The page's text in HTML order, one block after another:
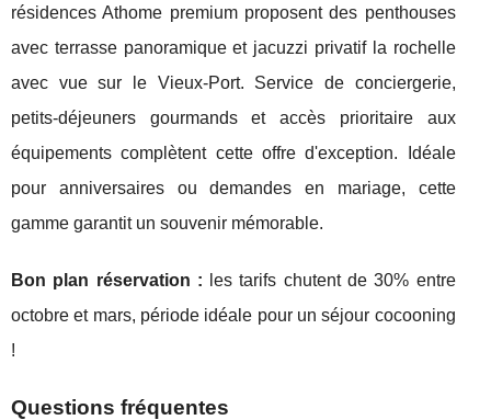
résidences Athome premium proposent des penthouses
avec terrasse panoramique et jacuzzi privatif la rochelle
avec vue sur le Vieux-Port. Service de conciergerie,
petits-déjeuners gourmands et accès prioritaire aux
équipements complètent cette offre d'exception. Idéale
pour anniversaires ou demandes en mariage, cette
gamme garantit un souvenir mémorable.
Bon plan réservation : les tarifs chutent de 30% entre
octobre et mars, période idéale pour un séjour cocooning
!
Questions fréquentes